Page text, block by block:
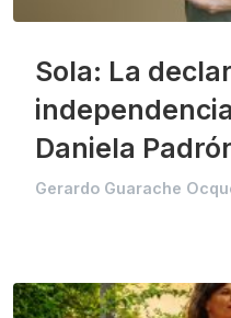
Sola: La
Daniela
Gerardo Guarache